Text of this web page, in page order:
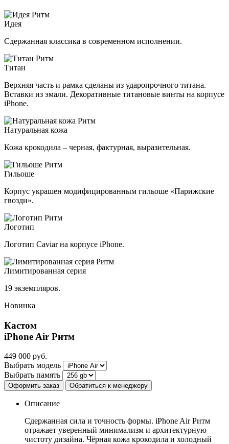
Идея
Сдержанная классика в современном исполнении.
Титан
Верхняя часть и рамка сделаны из ударопрочного титана.
Вставки из эмали. Декоративные титановые винты на корпусе
iPhone.
Натуральная кожа
Кожа крокодила – черная, фактурная, выразительная.
Гильоше
Корпус украшен модифицированным гильоше «Парижские
гвозди».
Логотип
Логотип Caviar на корпусе iPhone.
Лимитированная серия
19 экземпляров.
Новинка
Кастом
iPhone Air Ритм
449 000 руб.
Выбрать модель
Выбрать память
Оформить заказ Обратиться к менеджеру
Описание
Сдержанная сила и точность формы. iPhone Air Ритм
отражает уверенный минимализм и архитектурную
чистоту дизайна. Чёрная кожа крокодила и холодный